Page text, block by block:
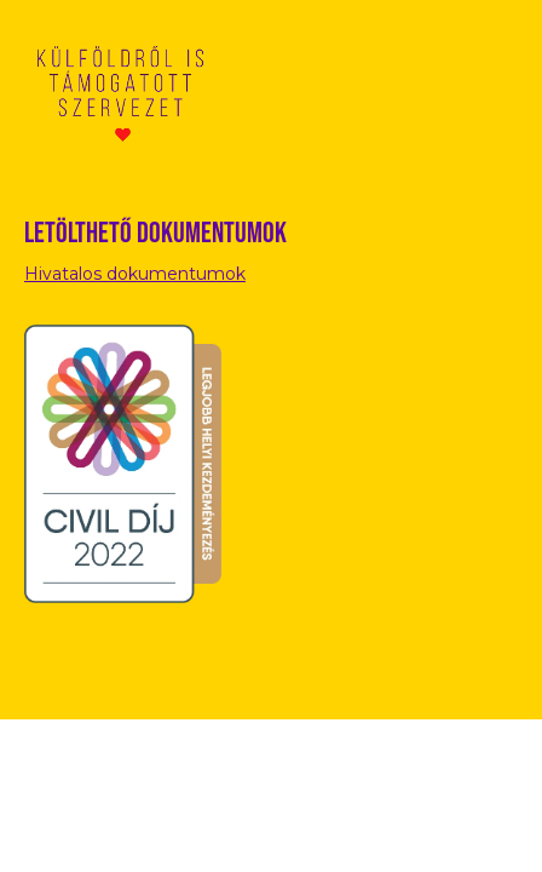
Letölthető dokumentumok
Hivatalos dokumentumok